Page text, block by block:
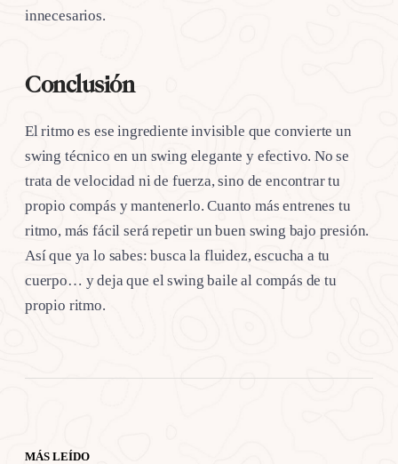
innecesarios.
Conclusión
El ritmo es ese ingrediente invisible que convierte un
swing técnico en un swing elegante y efectivo. No se
trata de velocidad ni de fuerza, sino de encontrar tu
propio compás y mantenerlo. Cuanto más entrenes tu
ritmo, más fácil será repetir un buen swing bajo presión.
Así que ya lo sabes: busca la fluidez, escucha a tu
cuerpo… y deja que el swing baile al compás de tu
propio ritmo.
MÁS LEÍDO